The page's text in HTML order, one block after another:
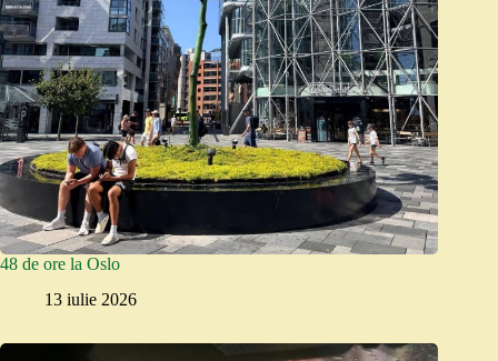
48 de ore la Oslo
13 iulie 2026